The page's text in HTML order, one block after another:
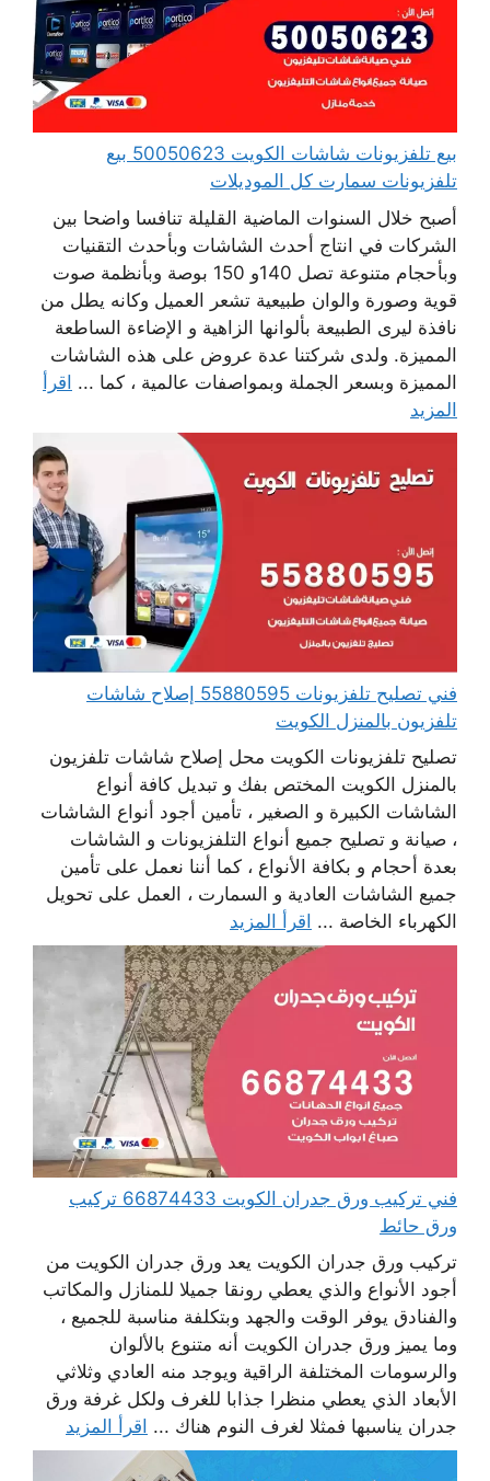
بيع تلفزيونات شاشات الكويت 50050623 بيع
تلفزيونات سمارت كل الموديلات
أصبح خلال السنوات الماضية القليلة تنافسا واضحا بين
الشركات في انتاج أحدث الشاشات وبأحدث التقنيات
وبأحجام متنوعة تصل 140و 150 بوصة وبأنظمة صوت
قوية وصورة والوان طبيعية تشعر العميل وكانه يطل من
نافذة ليرى الطبيعة بألوانها الزاهية و الإضاءة الساطعة
المميزة. ولدى شركتنا عدة عروض على هذه الشاشات
المميزة وبسعر الجملة وبمواصفات عالمية ، كما ... اقرأ
المزيد
فني تصليح تلفزيونات 55880595 إصلاح شاشات
تلفزيون بالمنزل الكويت
تصليح تلفزيونات الكويت محل إصلاح شاشات تلفزيون
بالمنزل الكويت المختص بفك و تبديل كافة أنواع
الشاشات الكبيرة و الصغير ، تأمين أجود أنواع الشاشات
، صيانة و تصليح جميع أنواع التلفزيونات و الشاشات
بعدة أحجام و بكافة الأنواع ، كما أننا نعمل على تأمين
جميع الشاشات العادية و السمارت ، العمل على تحويل
الكهرباء الخاصة ... اقرأ المزيد
فني تركيب ورق جدران الكويت 66874433 تركيب
ورق حائط
تركيب ورق جدران الكويت يعد ورق جدران الكويت من
أجود الأنواع والذي يعطي رونقا جميلا للمنازل والمكاتب
والفنادق يوفر الوقت والجهد وبتكلفة مناسبة للجميع ،
وما يميز ورق جدران الكويت أنه متنوع بالألوان
والرسومات المختلفة الراقية ويوجد منه العادي وثلاثي
الأبعاد الذي يعطي منظرا جذابا للغرف ولكل غرفة ورق
جدران يناسبها فمثلا لغرف النوم هناك ... اقرأ المزيد